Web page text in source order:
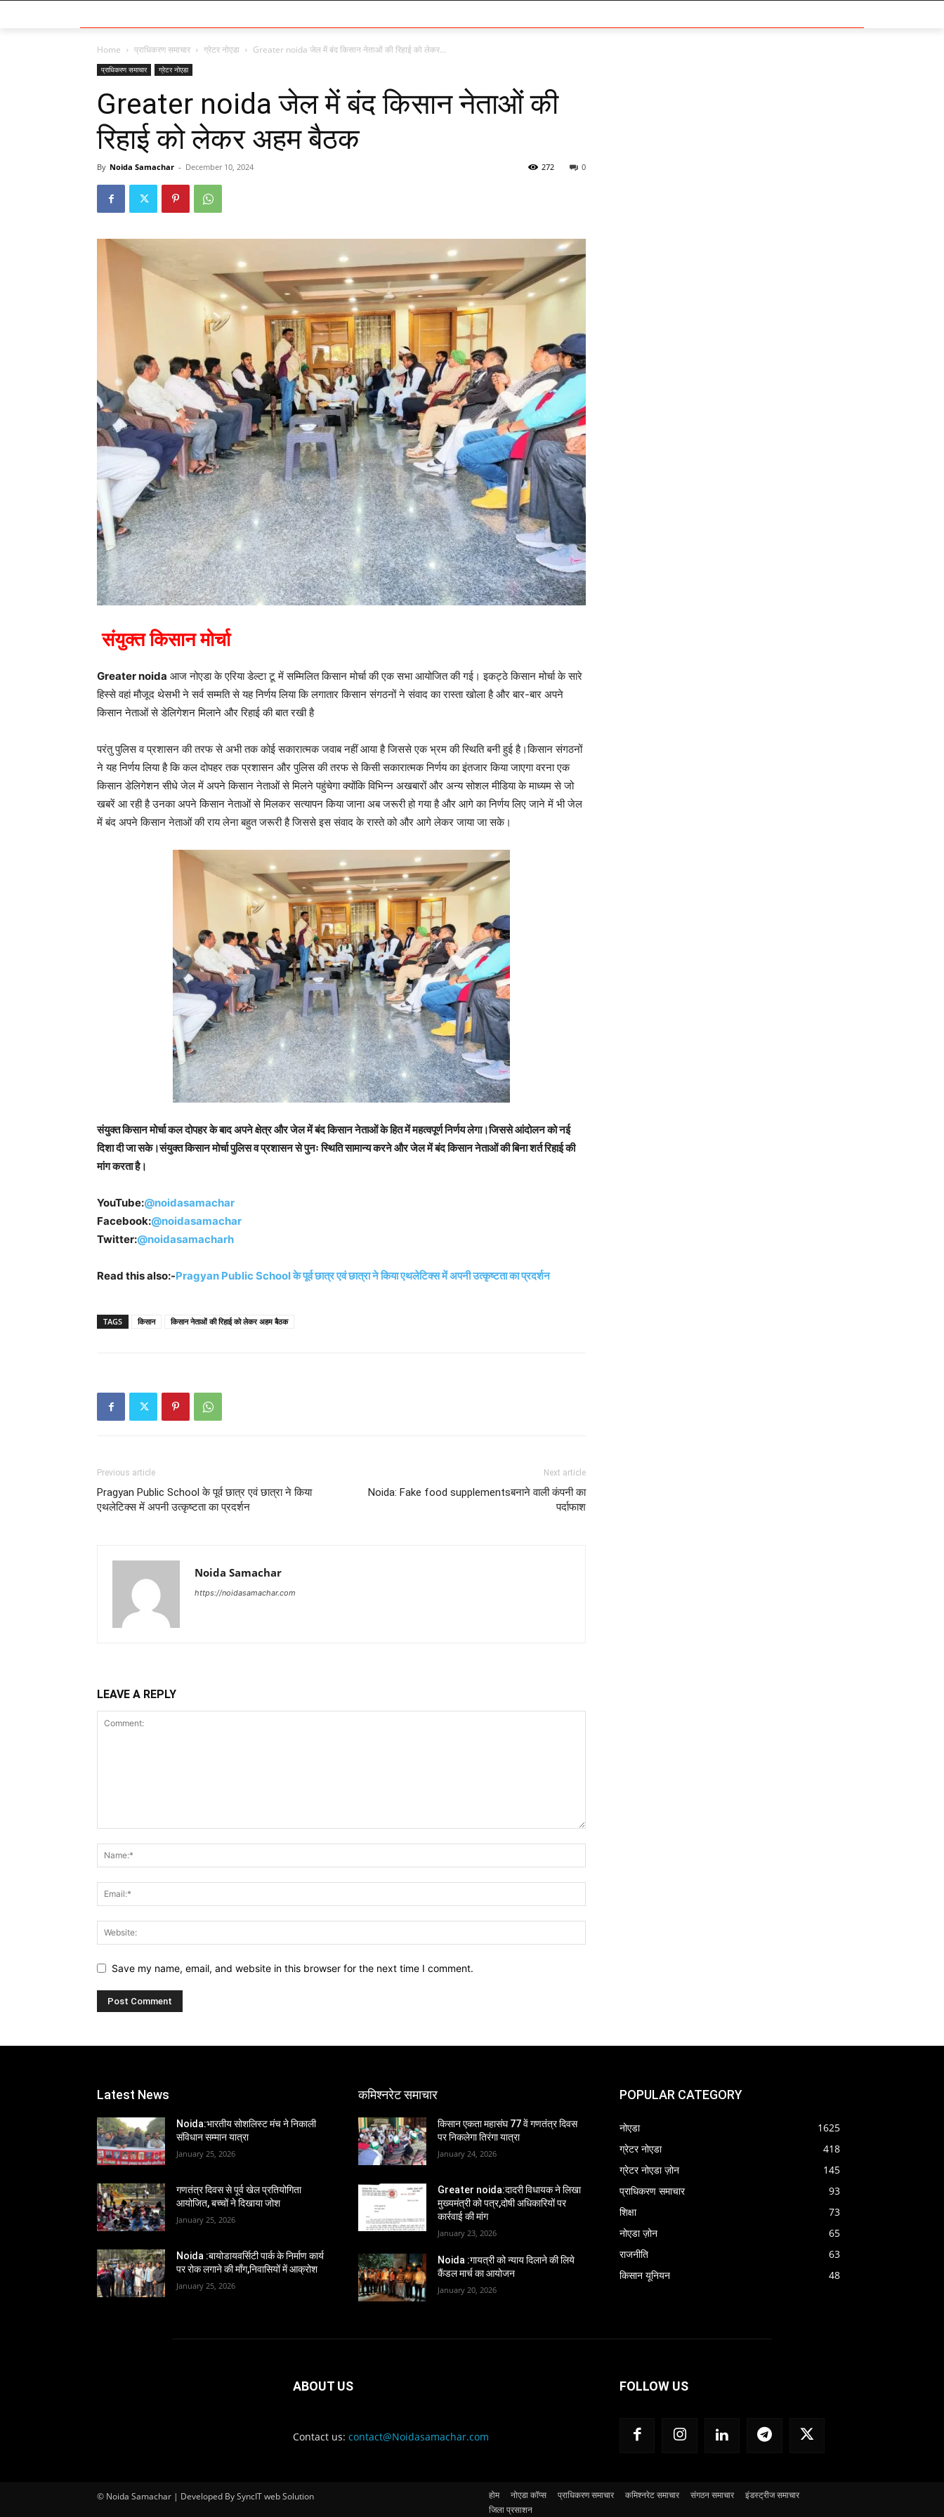
Home प्राधिकरण समाचार ग्रेटर नोएडा Greater noida जेल में बंद किसान नेताओं की रिहाई को लेकर...
प्राधिकरण समाचार ग्रेटर नोएडा
Greater noida जेल में बंद किसान नेताओं की
रिहाई को लेकर अहम बैठक
By Noida Samachar - December 10, 2024 0
272
संयुक्त किसान मोर्चा
Greater noida आज नोएडा के एरिया डेल्टा टू में सम्मिलित किसान मोर्चा की एक सभा आयोजित की गई। इकट्ठे किसान मोर्चा के सारे
हिस्से वहां मौजूद थेसभी ने सर्व सम्मति से यह निर्णय लिया कि लगातार किसान संगठनों ने संवाद का रास्ता खोला है और बार-बार अपने
किसान नेताओं से डेलिगेशन मिलाने और रिहाई की बात रखी है
परंतु पुलिस व प्रशासन की तरफ से अभी तक कोई सकारात्मक जवाब नहीं आया है जिससे एक भ्रम की स्थिति बनी हुई है।किसान संगठनों
ने यह निर्णय लिया है कि कल दोपहर तक प्रशासन और पुलिस की तरफ से किसी सकारात्मक निर्णय का इंतजार किया जाएगा वरना एक
किसान डेलिगेशन सीधे जेल में अपने किसान नेताओं से मिलने पहुंचेगा क्योंकि विभिन्न अखबारों और अन्य सोशल मीडिया के माध्यम से जो
खबरें आ रही है उनका अपने किसान नेताओं से मिलकर सत्यापन किया जाना अब जरूरी हो गया है और आगे का निर्णय लिए जाने में भी जेल
में बंद अपने किसान नेताओं की राय लेना बहुत जरूरी है जिससे इस संवाद के रास्ते को और आगे लेकर जाया जा सके।
संयुक्त किसान मोर्चा कल दोपहर के बाद अपने क्षेत्र और जेल में बंद किसान नेताओं के हित में महत्वपूर्ण निर्णय लेगा।जिससे आंदोलन को नई
दिशा दी जा सके।संयुक्त किसान मोर्चा पुलिस व प्रशासन से पुनः स्थिति सामान्य करने और जेल में बंद किसान नेताओं की बिना शर्त रिहाई की
मांग करता है।
YouTube:@noidasamachar
Facebook:@noidasamachar
Twitter:@noidasamacharh
Read this also:-Pragyan Public School के पूर्व छात्र एवं छात्रा ने किया एथलेटिक्स में अपनी उत्कृष्टता का प्रदर्शन
TAGS किसान किसान नेताओं की रिहाई को लेकर अहम बैठक
Previous article
Pragyan Public School के पूर्व छात्र एवं छात्रा ने किया
एथलेटिक्स में अपनी उत्कृष्टता का प्रदर्शन
Next article
Noida: Fake food supplementsबनाने वाली कंपनी का
पर्दाफाश
Noida Samachar
https://noidasamachar.com
LEAVE A REPLY
Save my name, email, and website in this browser for the next time I comment.
Latest News
Noida:भारतीय सोशलिस्ट मंच ने निकाली
संविधान सम्मान यात्रा
January 25, 2026
गणतंत्र दिवस से पूर्व खेल प्रतियोगिता
आयोजित, बच्चों ने दिखाया जोश
January 25, 2026
Noida :बायोडायवर्सिटी पार्क के निर्माण कार्य
पर रोक लगाने की माँग,निवासियों में आक्रोश
January 25, 2026
कमिश्नरेट समाचार
किसान एकता महासंघ 77 वें गणतंत्र दिवस
पर निकलेगा तिरंगा यात्रा
January 24, 2026
Greater noida:दादरी विधायक ने लिखा
मुख्यमंत्री को पत्र,दोषी अधिकारियों पर
कार्रवाई की मांग
January 23, 2026
Noida :गायत्री को न्याय दिलाने की लिये
कैंडल मार्च का आयोजन
January 20, 2026
POPULAR CATEGORY
नोएडा
1625
ग्रेटर नोएडा
418
ग्रेटर नोएडा ज़ोन
145
प्राधिकरण समाचार
93
शिक्षा
73
नोएडा ज़ोन
65
राजनीति
63
किसान यूनियन
48
ABOUT US
Contact us: contact@Noidasamachar.com
FOLLOW US
© Noida Samachar | Developed By SyncIT web Solution होम नोएडा कॉप्स प्राधिकरण समाचार कमिश्नरेट समाचार संगठन समाचार
इंडस्ट्रीज समाचार
जिला प्रसाशन